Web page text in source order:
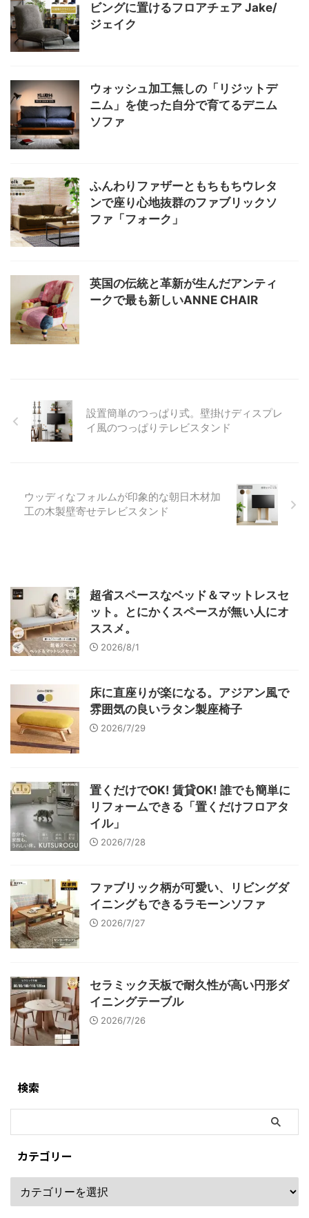
ビングに置けるフロアチェア Jake/
ジェイク
ウォッシュ加工無しの「リジットデ
ニム」を使った自分で育てるデニム
ソファ
ふんわりファザーともちもちウレタ
ンで座り心地抜群のファブリックソ
ファ「フォーク」
英国の伝統と革新が生んだアンティ
ークで最も新しいANNE CHAIR
設置簡単のつっぱり式。壁掛けディスプレ
イ風のつっぱりテレビスタンド
ウッディなフォルムが印象的な朝日木材加
工の木製壁寄せテレビスタンド
超省スペースなベッド＆マットレスセ
ット。とにかくスペースが無い人にオ
ススメ。
2026/8/1
床に直座りが楽になる。アジアン風で
雰囲気の良いラタン製座椅子
2026/7/29
置くだけでOK! 賃貸OK! 誰でも簡単に
リフォームできる「置くだけフロアタ
イル」
2026/7/28
ファブリック柄が可愛い、リビングダ
イニングもできるラモーンソファ
2026/7/27
セラミック天板で耐久性が高い円形ダ
イニングテーブル
2026/7/26
検索
カテゴリー